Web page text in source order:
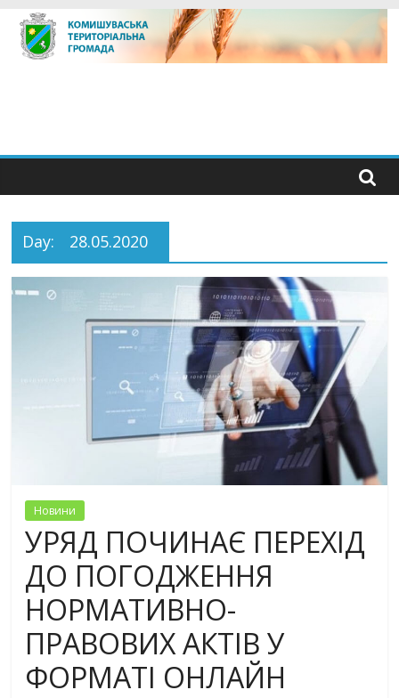
Skip
content
Day: 28.05.2020
Новини
УРЯД ПОЧИНАЄ ПЕРЕХІД
ДО ПОГОДЖЕННЯ
НОРМАТИВНО-
ПРАВОВИХ АКТІВ У
ФОРМАТІ ОНЛАЙН